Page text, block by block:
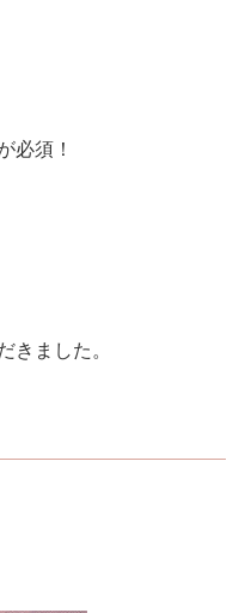
必須！
きました。